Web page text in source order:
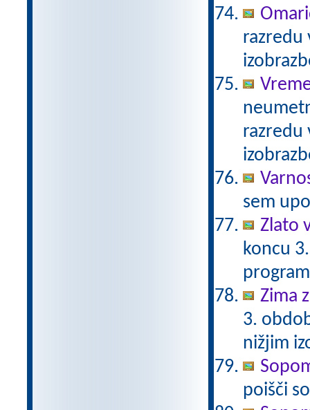
razredu
razredu
sem
Zlato
koncu
Zima
3.
nižjim
poišči